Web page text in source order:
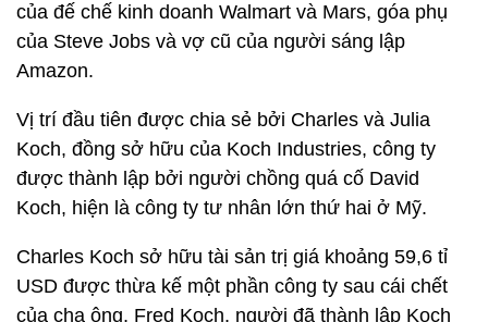
của đế chế kinh doanh Walmart và Mars, góa phụ
của Steve Jobs và vợ cũ của người sáng lập
Amazon.
Vị trí đầu tiên được chia sẻ bởi Charles và Julia
Koch, đồng sở hữu của Koch Industries, công ty
được thành lập bởi người chồng quá cố David
Koch, hiện là công ty tư nhân lớn thứ hai ở Mỹ.
Charles Koch sở hữu tài sản trị giá khoảng 59,6 tỉ
USD được thừa kế một phần công ty sau cái chết
của cha ông, Fred Koch, người đã thành lập Koch